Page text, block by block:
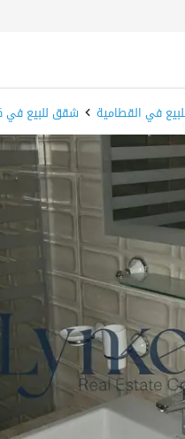
في القطامية شقق للبيع في